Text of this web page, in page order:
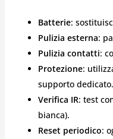
Batterie:
Pulizia esterna:
Pulizia contatti:
Protezione:
supporto dedicato.
Verifica IR: test
bianca).
Reset periodico: